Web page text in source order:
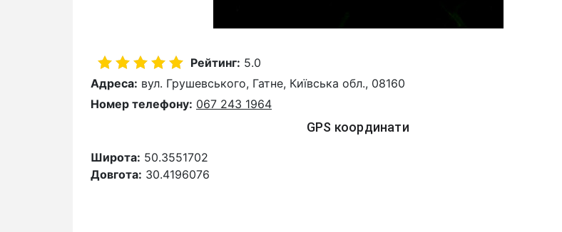
Рейтинг: 5.0
Адреса: вул. Грушевського, Гатне, Київська обл., 08160
Номер телефону: 067 243 1964
GPS координати
Широта: 50.3551702
Довгота: 30.4196076